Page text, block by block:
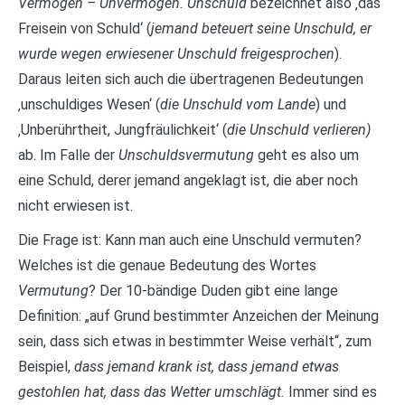
Freisein von Schuld‘ (jemand beteuert seine Unschuld, er
wurde wegen erwiesener Unschuld freigesprochen).
Daraus leiten sich auch die übertragenen Bedeutungen
‚unschuldiges Wesen‘ (die Unschuld vom Lande) und
‚Unberührtheit, Jungfräulichkeit‘ (die Unschuld verlieren)
ab. Im Falle der Unschuldsvermutung geht es also um
eine Schuld, derer jemand angeklagt ist, die aber noch
nicht erwiesen ist.
Die Frage ist: Kann man auch eine Unschuld vermuten?
Welches ist die genaue Bedeutung des Wortes
Vermutung? Der 10-bändige Duden gibt eine lange
Definition: „auf Grund bestimmter Anzeichen der Meinung
sein, dass sich etwas in bestimmter Weise verhält“, zum
Beispiel, dass jemand krank ist, dass jemand etwas
gestohlen hat, dass das Wetter umschlägt. Immer sind es